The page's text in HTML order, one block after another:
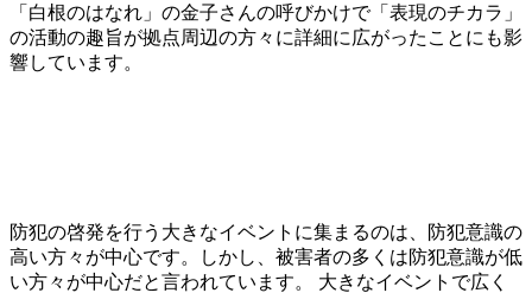
「白根のはなれ」の金子さんの呼びかけで「表現のチカラ」
の活動の趣旨が拠点周辺の方々に詳細に広がったことにも影
響しています。
防犯の啓発を行う大きなイベントに集まるのは、防犯意識の
高い方々が中心です。しかし、被害者の多くは防犯意識が低
い方々が中心だと言われています。 大きなイベントで広く